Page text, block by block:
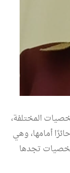
المختلفة،
أمامها، وهي
تجدها